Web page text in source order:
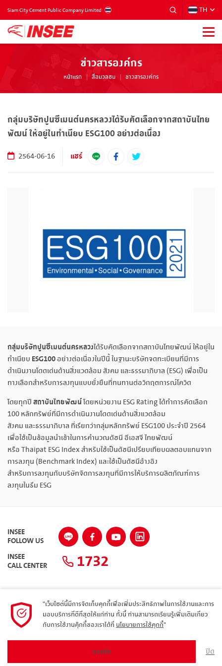
Siam City Cement Public Company Limited TH
ข่าวสารองค์กร
หน้าแรก สื่อมวลชน ข่าวสารองค์กร
กลุ่มบริษัทปูนซีเมนต์นครหลวงได้รับคัดเลือกจากสถาบันไทย
พัฒน์ ให้อยู่ในทำเนียบ ESG100 อย่างต่อเนื่อง
2564-06-16 แชร์
กลุ่มบริษัทปูนซีเมนต์นครหลวงได้รับคัดเลือกจากสถาบันไทยพัฒน์ ให้อยู่ใน
ทำเนียบ ESG100อย่างต่อเนื่องในปีนี้ ในฐานะบริษัทจดทะเบียนที่มีการ
ดำเนินงานโดดเด่นด้านสิ่งแวดล้อม สังคม และธรรมาภิบาล (ESG) เพื่อเป็น
ทางเลือกสำหรับการลงทุนแบบยั่งยืนที่ทนทานต่อวิกฤตการณ์โควิด
โดยทุกปีสถาบันไทยพัฒน์โดยหน่วยงาน ESG Rating ได้ทำการคัดเลือก
100 หลักทรัพย์ที่มีการดำเนินงานโดดเด่นด้านสิ่งแวดล้อม
สังคม และธรรมาภิบาล ที่เรียกว่ากลุ่มหลักทรัพย์ ESG100 ประจำปี 2564
เพื่อใช้เป็นข้อมูลนำเข้าในการคำนวณดัชนี อีเอสจี ไทยพัฒน์
หรือ Thaipat ESG Index สำหรับใช้เป็นดัชนีเปรียบเทียบผลตอบแทนจาก
การลงทุน (Benchmark Index) และใช้เป็นดัชนีอ้างอิง
สำหรับการลงทุนกับบริษัทจัดการลงทุนที่มีการให้บริการผลิตภัณฑ์การ
ลงทุนในธีม ESG
INSEE
FOLLOW US
INSEE
CALL CENTER 1732
นโยบายความเป็นส่วนตัวARIBA
แผนผังเว็บไซต์
"เว็บไซต์นี้มีการจัดเก็บคุกกี้เพื่อเพิ่มประสิทธิภาพในการใช้งานและการ
มอบบริการที่ดีที่สุดให้แก่ท่าน ทั้งนี้ ท่านสามารถเรียนรู้เพิ่มเติมเกี่ยว
กับการใช้งานคุ๊กกี้ของเราได้ที่ นโยบายการใช้คุกกี้"
ยอมรับ ปิด